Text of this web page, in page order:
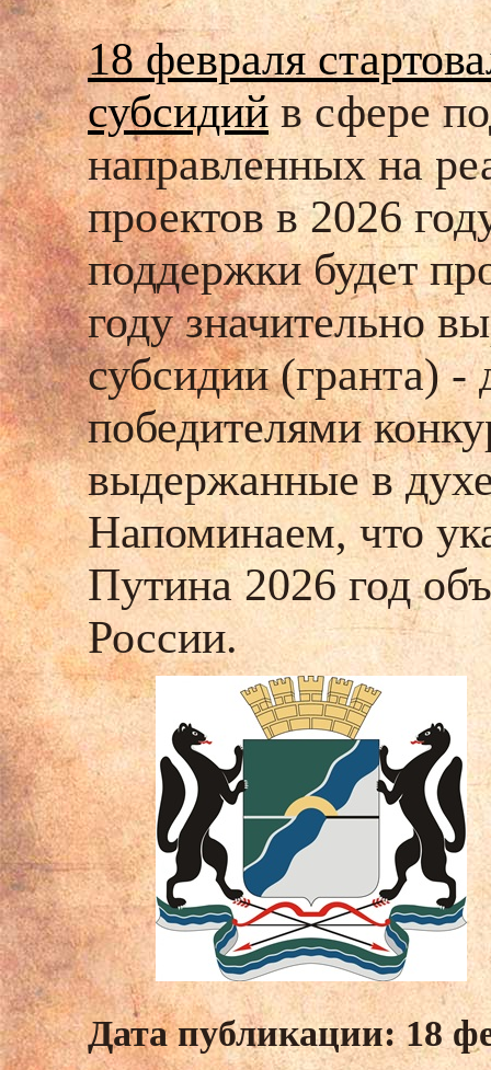
18 февраля
субсидийв сфере
направленных на
проектов в 2026
поддержки будет
году значительно
субсидии (гранта)
победителями
выдержанные в
Напоминаем, что
Путина 2026 год
России.
Дата публикации: 18